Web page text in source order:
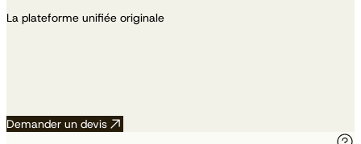
La plateforme unifiée originale
Demander un devis